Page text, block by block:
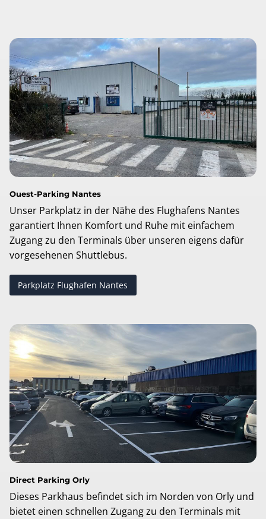
Ouest-Parking Nantes
Unser Parkplatz in der Nähe des Flughafens Nantes
garantiert Ihnen Komfort und Ruhe mit einfachem
Zugang zu den Terminals über unseren eigens dafür
vorgesehenen Shuttlebus.
Parkplatz Flughafen Nantes
Direct Parking Orly
Dieses Parkhaus befindet sich im Norden von Orly und
bietet einen schnellen Zugang zu den Terminals mit